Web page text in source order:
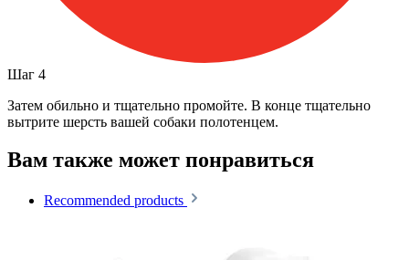
Шаг 4
Затем обильно и тщательно промойте. В конце тщательно
вытрите шерсть вашей собаки полотенцем.
Вам также может понравиться
Recommended products